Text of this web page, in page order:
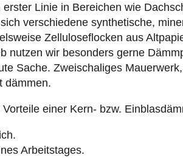
Linie in Bereichen wie
verschiedene synthetische,
Zelluloseflocken aus
nutzen wir besonders gerne
Sache. Zweischaliges
dämmen.
Vorteile einer Kern- bzw.
Arbeitstages.